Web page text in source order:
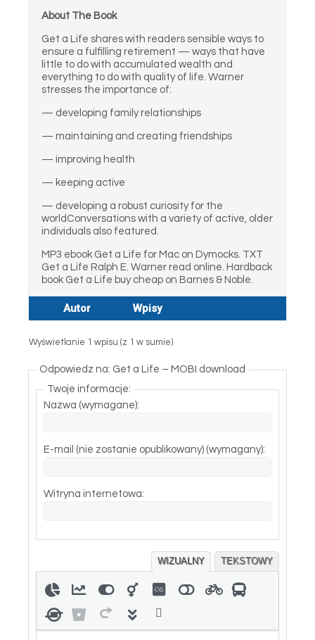
About The Book
Get a Life shares with readers sensible ways to
ensure a fulfilling retirement — ways that have
little to do with accumulated wealth and
everything to do with quality of life. Warner
stresses the importance of:
— developing family relationships
— maintaining and creating friendships
— improving health
— keeping active
— developing a robust curiosity for the
worldConversations with a variety of active, older
individuals also featured.
MP3 ebook Get a Life for Mac on Dymocks. TXT
Get a Life Ralph E. Warner read online. Hardback
book Get a Life buy cheap on Barnes & Noble.
Autor Wpisy
Wyświetlanie 1 wpisu (z 1 w sumie)
Odpowiedz na: Get a Life – MOBI download
Twoje informacje:
Nazwa (wymagane):
E-mail (nie zostanie opublikowany) (wymagany):
Witryna internetowa:
WIZUALNY TEKSTOWY